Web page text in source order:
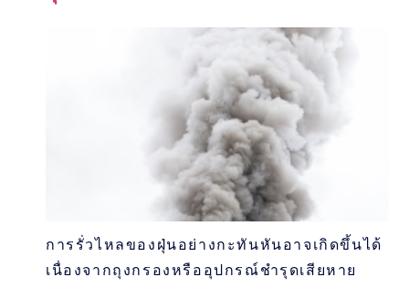
การรั่วไหลของฝุ่นอย่างกะทันหันอาจเกิดขึ้นได้
เนื่องจากถุงกรองหรืออุปกรณ์ชำรุดเสียหาย